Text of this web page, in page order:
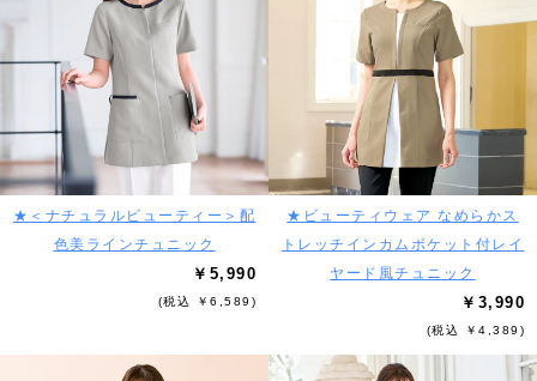
★＜ナチュラルビューティー＞配
色美ラインチュニック
￥5,990
(税込 ￥6,589)
★ビューティウェア なめらかス
トレッチインカムポケット付レイ
ヤード風チュニック
￥3,990
(税込 ￥4,389)